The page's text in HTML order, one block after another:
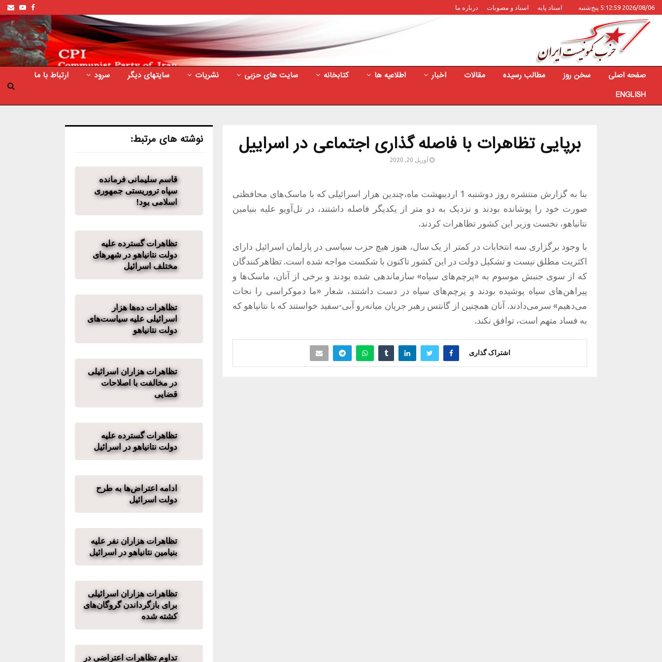
2026/08/06 5:12:59 پنج‌شنبه اسناد پایه اسناد و مصوبات درباره ما Facebook
صفحه اصلی سخن روز مطالب رسیده مقالات اخبار اطلاعیه ها کتابخانه سایت های حزبی نشریات سایتهای دیگر سرود
ارتباط با ما
ENGLISH
برپایی تظاهرات با فاصله گذاری اجتماعی در اسراییل
آوریل 20, 2020
بنا به گزارش منتشره روز دوشنبه 1 اردیبهشت ماه،چندین هزار اسرائیلی که با ماسک‌های محافظتی
صورت خود را پوشانده بودند و نزدیک به دو متر از یکدیگر فاصله داشتند، در تل‌آویو علیه بنیامین
نتانیاهو، نخست وزیر این کشور تظاهرات کردند.
با وجود برگزاری سه انتخابات در کمتر از یک سال، هنوز هیچ حزب سیاسی در پارلمان اسرائیل دارای
اکثریت مطلق نیست و تشکیل دولت در این کشور تاکنون با شکست مواجه شده است. تظاهرکنندگان
که از سوی جنبش موسوم به «پرچم‌های سیاه» سازماندهی شده بودند و برخی از آنان، ماسک‌ها و
پیراهن‌های سیاه پوشیده بودند و پرچم‌های سیاه در دست داشتند، شعار «ما دموکراسی را نجات
می‌دهیم» سرمی‌دادند. آنان همچنین از گانتس رهبر جریان میانه‌رو آبی-سفید خواستند که با نتانیاهو که
به فساد متهم است، توافق نکند.
اشتراک گذاری
نوشته های مرتبط:
قاسم سلیمانی فرمانده
سپاه تروریستی جمهوری
اسلامی بود!
تظاهرات گسترده علیه
دولت نتانیاهو در شهرهای
مختلف اسرائیل
تظاهرات ده‌ها هزار
اسرائیلی علیه سیاست‌‌های
دولت نتانیاهو
تظاهرات هزاران اسرائیلی‌
در مخالفت با اصلاحات
قضایی
تظاهرات گسترده علیه
دولت نتانیاهو در اسرائیل
ادامه اعتراض‌ها به طرح
دولت اسرائیل
تظاهرات هزاران نفر علیه
بنیامین نتانیاهو در اسرائیل
تظاهرات هزاران اسرائیلی
برای بازگرداندن گروگان‌های
کشته شده
تداوم تظاهرات اعتراضی در